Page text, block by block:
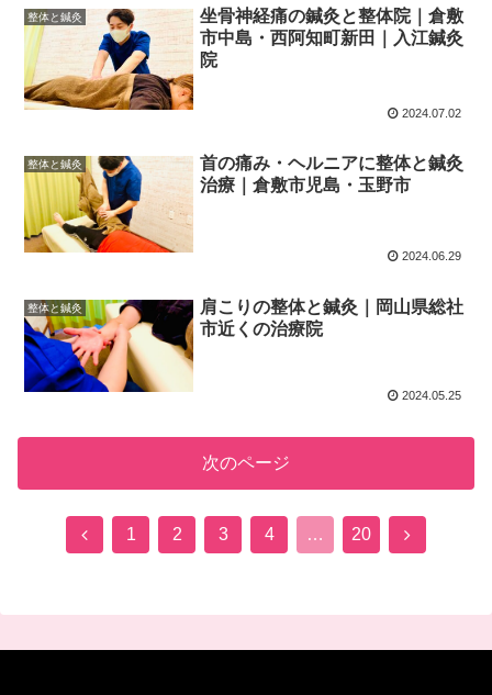
整体と鍼灸
坐骨神経痛の鍼灸と整体院｜倉敷
市中島・西阿知町新田｜入江鍼灸
院
2024.07.02
整体と鍼灸
首の痛み・ヘルニアに整体と鍼灸
治療｜倉敷市児島・玉野市
2024.06.29
整体と鍼灸
肩こりの整体と鍼灸｜岡山県総社
市近くの治療院
2024.05.25
次のページ
前
1 2 3 4 … 20
次